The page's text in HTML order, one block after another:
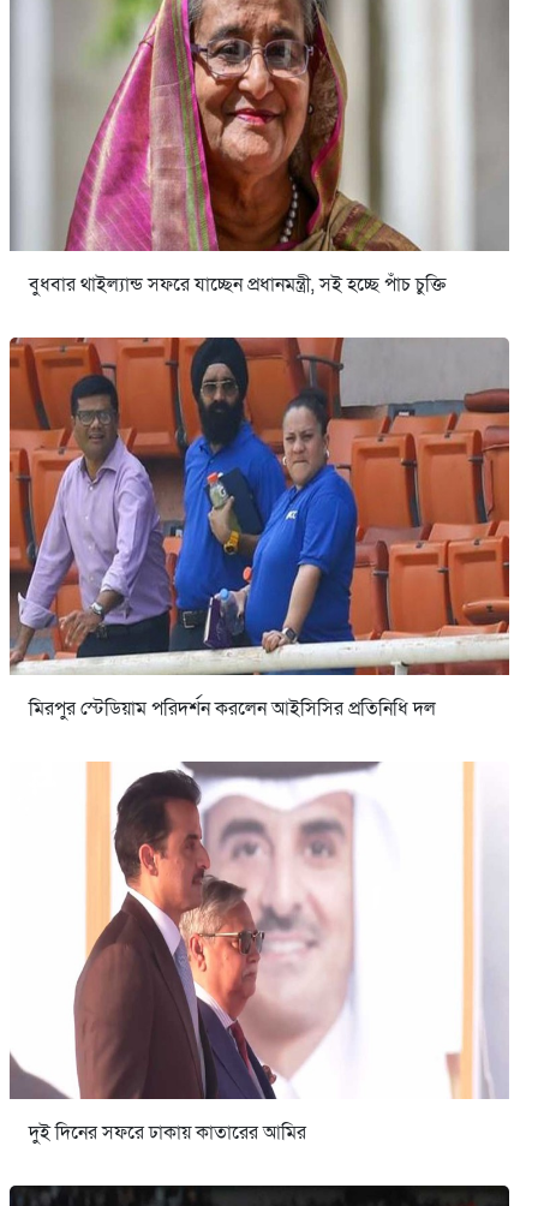
বুধবার থাইল্যান্ড সফরে যাচ্ছেন প্রধানমন্ত্রী, সই হচ্ছে পাঁচ চুক্তি
মিরপুর স্টেডিয়াম পরিদর্শন করলেন আইসিসির প্রতিনিধি দল
দুই দিনের সফরে ঢাকায় কাতারের আমির